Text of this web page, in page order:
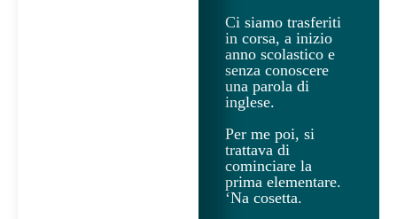
Ci siamo trasferiti
in corsa, a inizio
anno scolastico e
senza conoscere
una parola di
inglese.
Per me poi, si
trattava di
cominciare la
prima elementare.
‘Na cosetta.